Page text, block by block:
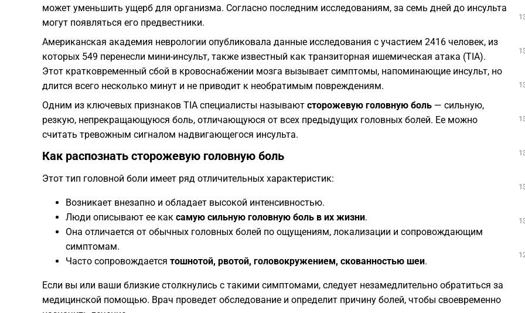
может уменьшить ущерб для организма. Согласно последним исследованиям, за семь дней до инсульта
могут появляться его предвестники.
Американская академия неврологии опубликовала данные исследования с участием 2416 человек, из
которых 549 перенесли мини-инсульт, также известный как транзиторная ишемическая атака (TIA).
Этот кратковременный сбой в кровоснабжении мозга вызывает симптомы, напоминающие инсульт, но
длится всего несколько минут и не приводит к необратимым повреждениям.
Одним из ключевых признаков TIA специалисты называют сторожевую головную боль — сильную,
резкую, непрекращающуюся боль, отличающуюся от всех предыдущих головных болей. Ее можно
считать тревожным сигналом надвигающегося инсульта.
Как распознать сторожевую головную боль
Этот тип головной боли имеет ряд отличительных характеристик:
Возникает внезапно и обладает высокой интенсивностью.
Люди описывают ее как самую сильную головную боль в их жизни.
Она отличается от обычных головных болей по ощущениям, локализации и сопровождающим
симптомам.
Часто сопровождается тошнотой, рвотой, головокружением, скованностью шеи.
Если вы или ваши близкие столкнулись с такими симптомами, следует незамедлительно обратиться за
медицинской помощью. Врач проведет обследование и определит причину болей, чтобы своевременно